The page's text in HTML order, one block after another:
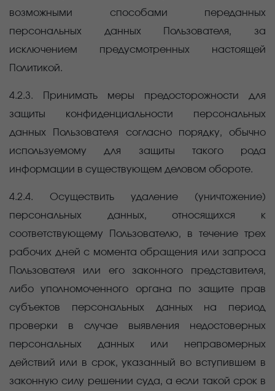
возможными способами переданных
персональных данных Пользователя, за
исключением предусмотренных настоящей
Политикой.
4.2.3. Принимать меры предосторожности для
защиты конфиденциальности персональных
данных Пользователя согласно порядку, обычно
используемому для защиты такого рода
информации в существующем деловом обороте.
4.2.4. Осуществить удаление (уничтожение)
персональных данных, относящихся к
соответствующему Пользователю, в течение трех
рабочих дней с момента обращения или запроса
Пользователя или его законного представителя,
либо уполномоченного органа по защите прав
субъектов персональных данных на период
проверки в случае выявления недостоверных
персональных данных или неправомерных
действий или в срок, указанный во вступившем в
законную силу решении суда, а если такой срок в